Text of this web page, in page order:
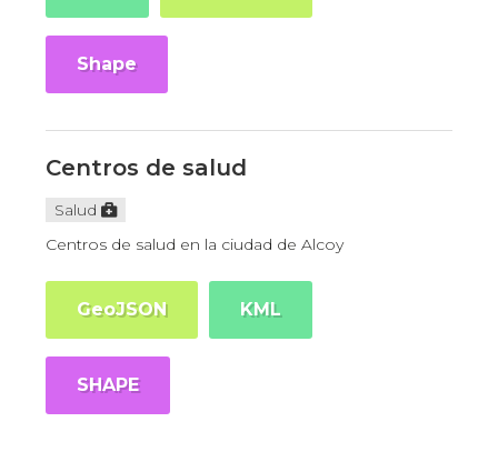
Shape
Centros de salud
Salud
Centros de salud en la ciudad de Alcoy
GeoJSON KML
SHAPE